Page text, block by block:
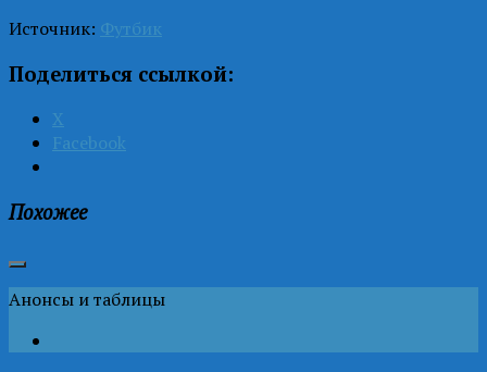
Источник: Футбик
Поделиться ссылкой:
X
Facebook
Похожее
Анонсы и таблицы